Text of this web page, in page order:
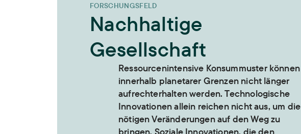
FORSCHUNGSFELD
Nachhaltige
Gesellschaft
Ressourcenintensive Konsummuster können
innerhalb planetarer Grenzen nicht länger
aufrechterhalten werden. Technologische
Innovationen allein reichen nicht aus, um die
nötigen Veränderungen auf den Weg zu
bringen. Soziale Innovationen, die den